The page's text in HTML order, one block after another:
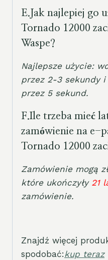
E. Jak najlepiej go
Tornado 12000
Waspe?
Najlepsze użycie:
przez 2-3 sekundy
przez 5 sekund.
F.Ile trzeba mieć
zamówienie na e-
Tornado 12000
Zamówienie mogą
które ukończyły 21
zamówienie.
Znajdź więcej
spodobać:kup teraz